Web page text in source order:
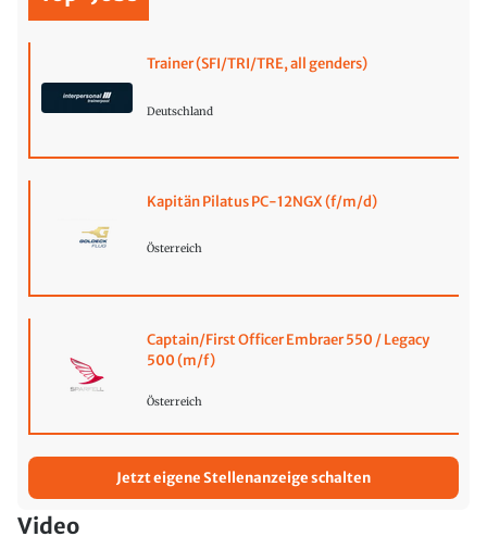
Trainer (SFI/TRI/TRE, all genders)
Deutschland
Kapitän Pilatus PC-12NGX (f/m/d)
Österreich
Captain/First Officer Embraer 550 / Legacy
500 (m/f)
Österreich
Jetzt eigene Stellenanzeige schalten
Video